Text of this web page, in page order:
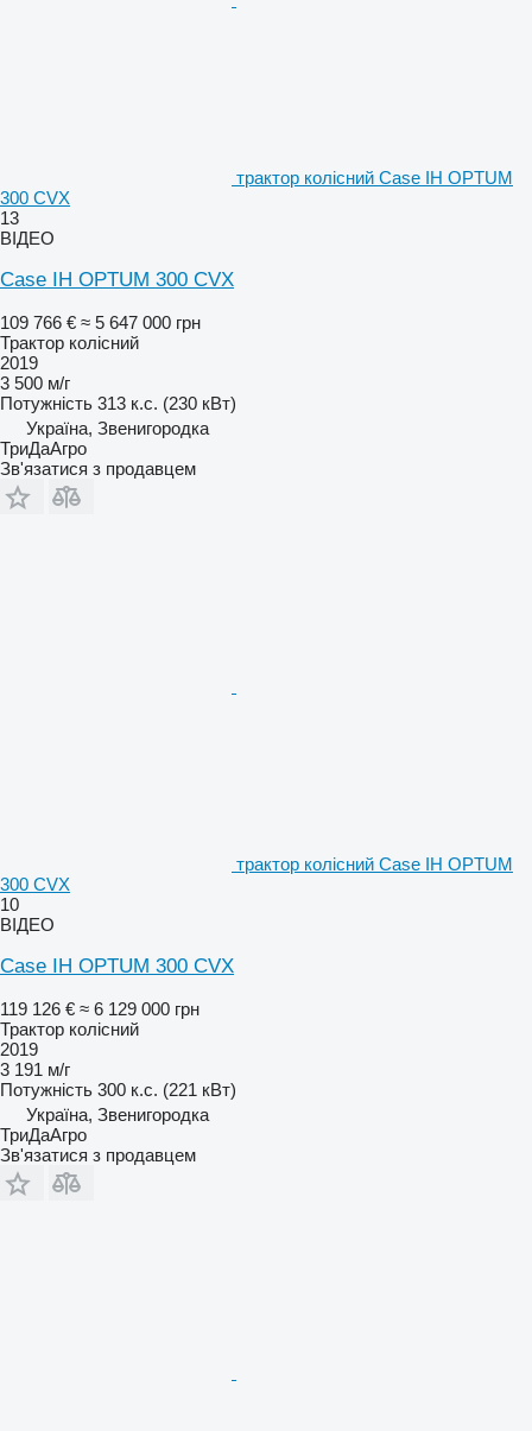
трактор колісний Case IH OPTUM
300 CVX
13
ВІДЕО
Case IH OPTUM 300 CVX
109 766 € ≈ 5 647 000 грн
Трактор колісний
2019
3 500 м/г
Потужність 313 к.с. (230 кВт)
Україна, Звенигородка
ТриДаАгро
Зв'язатися з продавцем
трактор колісний Case IH OPTUM
300 CVX
10
ВІДЕО
Case IH OPTUM 300 CVX
119 126 € ≈ 6 129 000 грн
Трактор колісний
2019
3 191 м/г
Потужність 300 к.с. (221 кВт)
Україна, Звенигородка
ТриДаАгро
Зв'язатися з продавцем